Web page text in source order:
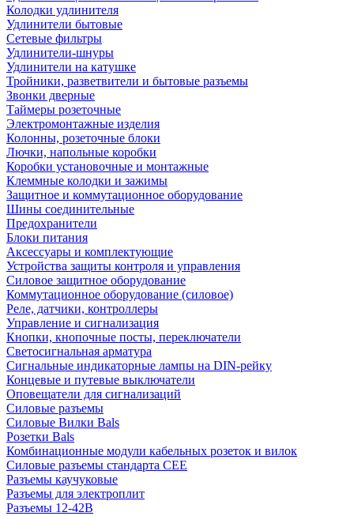
Колодки удлинителя
Удлинители бытовые
Сетевые фильтры
Удлинители-шнуры
Удлинители на катушке
Тройники, разветвители и бытовые разъемы
Звонки дверные
Таймеры розеточные
Электромонтажные изделия
Колонны, розеточные блоки
Лючки, напольные коробки
Коробки установочные и монтажные
Клеммные колодки и зажимы
Защитное и коммутационное оборудование
Шины соединительные
Предохранители
Блоки питания
Аксессуары и комплектующие
Устройства защиты контроля и управления
Силовое защитное оборудование
Коммутационное оборудование (силовое)
Реле, датчики, контроллеры
Управление и сигнализация
Кнопки, кнопочные посты, переключатели
Светосигнальная арматура
Сигнальные индикаторные лампы на DIN-рейку
Концевые и путевые выключатели
Оповещатели для сигнализаций
Силовые разъемы
Силовые Вилки Bals
Розетки Bals
Комбинационные модули кабельных розеток и вилок
Силовые разъемы стандарта CEE
Разъемы каучуковые
Разъемы для электроплит
Разъемы 12-42В